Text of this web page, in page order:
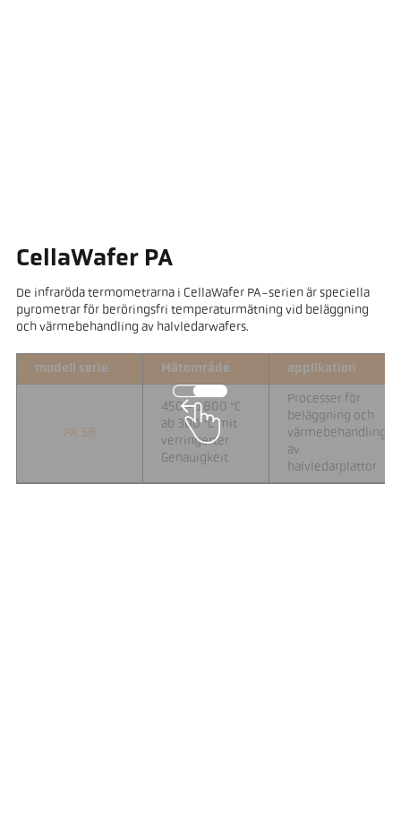
CellaWafer PA
De infraröda termometrarna i CellaWafer PA-serien är speciella
pyrometrar för beröringsfri temperaturmätning vid beläggning
och värmebehandling av halvledarwafers.
modell serie Mätområde applikation
PA 38
450 - 1800 °C
ab 300 °C mit
verringerter
Genauigkeit
Processer för
beläggning och
värmebehandling
av
halvledarplattor